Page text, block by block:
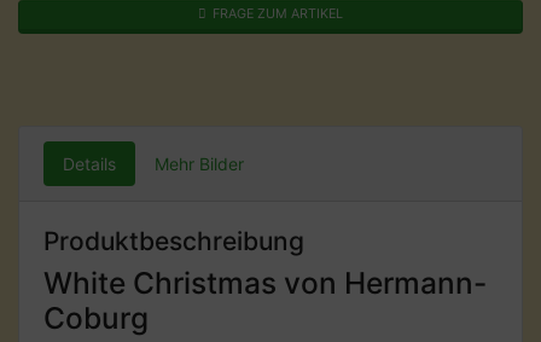
FRAGE ZUM ARTIKEL
Details Mehr Bilder
Produktbeschreibung
White Christmas von Hermann-
Coburg